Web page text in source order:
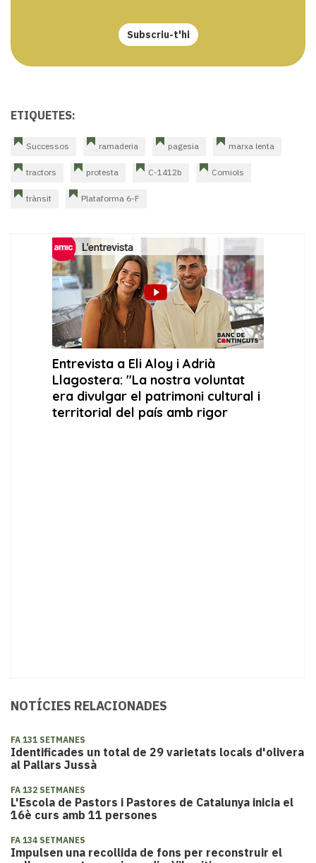
Subscriu-t'hi
ETIQUETES:
Successos ramaderia pagesia marxa lenta
tractors protesta C-1412b Comiols
trànsit Plataforma 6-F
NOTÍCIES RELACIONADES
FA 131 SETMANES
Identificades un total de 29 varietats locals d'olivera
al Pallars Jussà
FA 132 SETMANES
​L'Escola de Pastors i Pastores de Catalunya inicia el
16è curs amb 11 persones
FA 134 SETMANES
Impulsen una recollida de fons per reconstruir el